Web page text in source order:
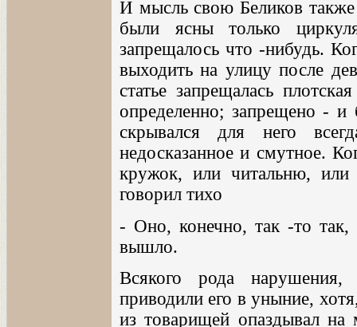
И мысль свою Беликов также
были ясны только
запрещалось что -нибудь.
выходить на улицу после
статье запрещалась
определенно; запрещено -
скрывался для него
недосказанное и смутное.
кружок, или читальню,
говорил тихо
- Оно, конечно, так -то так,
вышло.
Всякого рода нарушения,
приводили его в уныние,
из товарищей опаздывал